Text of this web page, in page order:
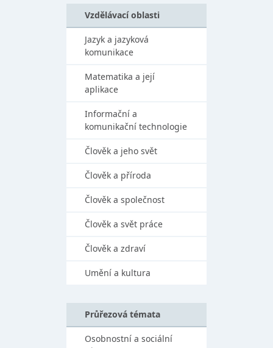
Vzdělávací oblasti
Jazyk a jazyková
komunikace
Matematika a její
aplikace
Informační a
komunikační technologie
Člověk a jeho svět
Člověk a příroda
Člověk a společnost
Člověk a svět práce
Člověk a zdraví
Umění a kultura
Průřezová témata
Osobnostní a sociální